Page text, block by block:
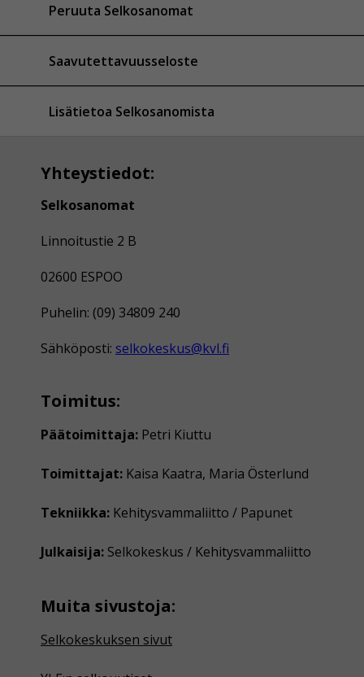
Peruuta Selkosanomat
Saavutettavuusseloste
Lisätietoa Selkosanomista
Yhteystiedot:
Selkosanomat
Linnoitustie 2 B
02600 ESPOO
Puhelin: (09) 34809 240
Sähköposti: selkokeskus@kvl.fi
Toimitus:
Päätoimittaja: Petri Kiuttu
Toimittajat: Kaisa Kaatra, Maria Österlund
Tekniikka: Kehitysvammaliitto / Papunet
Julkaisija: Selkokeskus / Kehitysvammaliitto
Muita sivustoja:
Selkokeskuksen sivut